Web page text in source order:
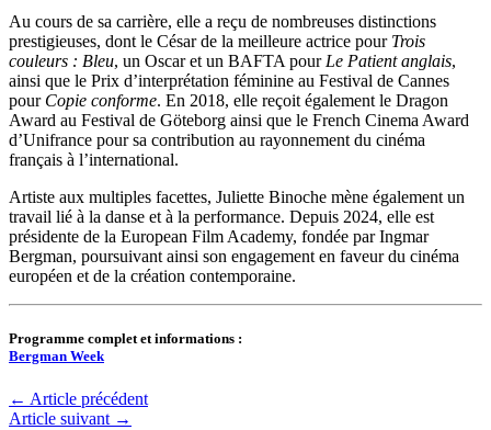
Au cours de sa carrière, elle a reçu de nombreuses distinctions
prestigieuses, dont le César de la meilleure actrice pour Trois
couleurs : Bleu, un Oscar et un BAFTA pour Le Patient anglais,
ainsi que le Prix d’interprétation féminine au Festival de Cannes
pour Copie conforme. En 2018, elle reçoit également le Dragon
Award au Festival de Göteborg ainsi que le French Cinema Award
d’Unifrance pour sa contribution au rayonnement du cinéma
français à l’international.
Artiste aux multiples facettes, Juliette Binoche mène également un
travail lié à la danse et à la performance. Depuis 2024, elle est
présidente de la European Film Academy, fondée par Ingmar
Bergman, poursuivant ainsi son engagement en faveur du cinéma
européen et de la création contemporaine.
Programme complet et informations :
Bergman Week
← Article précédent
Article suivant →